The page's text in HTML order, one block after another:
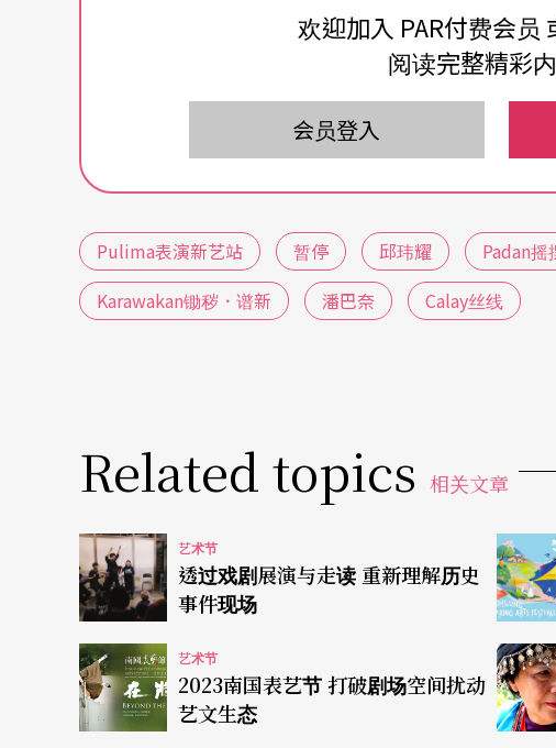
创作来找寻身分认同，及与母体文化的连结。
在《Padan摇摆人》中，独舞者涂黑的身躯，是郡群
者身上的黑，仿佛剥掉一切外在的标签和符码，显露
但同时，舞者的肢体表现与配乐，和布农族文化连结
个不传统的身体，无法再去复刻传统。因此在《
里，解读出一些低重心、弯腰或摇摆的动作密码，也
传统音乐，但这都已属于创作者身处当代的诠释。
欢迎加入 PAR付费会员
阅读完整精彩
会员登入
Pulima表演新艺站 暂停 邱玮耀 Padan摇
Karawakan锄秽．谱新
潘巴奈 Calay丝线
Related topics 相关文章
艺术节
透过戏剧展演与走读 重新理解历史
事件现场
艺术节
2023南国表艺节 打破剧场空间扰动
艺文生态